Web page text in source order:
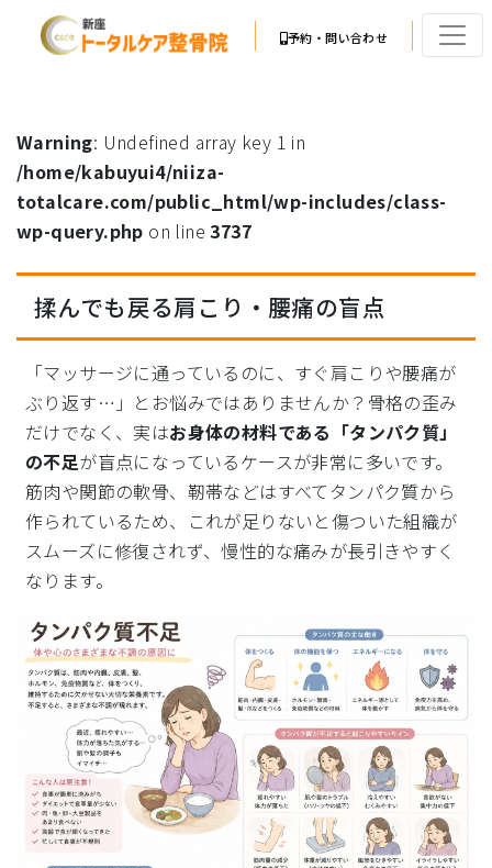
予約・問い合わせ
Warning: Undefined array key 1 in
/home/kabuyui4/niiza-
totalcare.com/public_html/wp-includes/class-
wp-query.php on line3737
揉んでも戻る肩こり・腰痛の盲点
「マッサージに通っているのに、すぐ肩こりや腰痛が
ぶり返す…」とお悩みではありませんか？骨格の歪み
だけでなく、実はお身体の材料である「タンパク質」
の不足が盲点になっているケースが非常に多いです。
筋肉や関節の軟骨、靭帯などはすべてタンパク質から
作られているため、これが足りないと傷ついた組織が
スムーズに修復されず、慢性的な痛みが長引きやすく
なります。